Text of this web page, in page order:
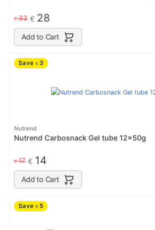
€33 € 28
Add to Cart
Save € 3
Nutrend
Nutrend Carbosnack Gel tube 12x50g
€17 € 14
Add to Cart
Save € 5